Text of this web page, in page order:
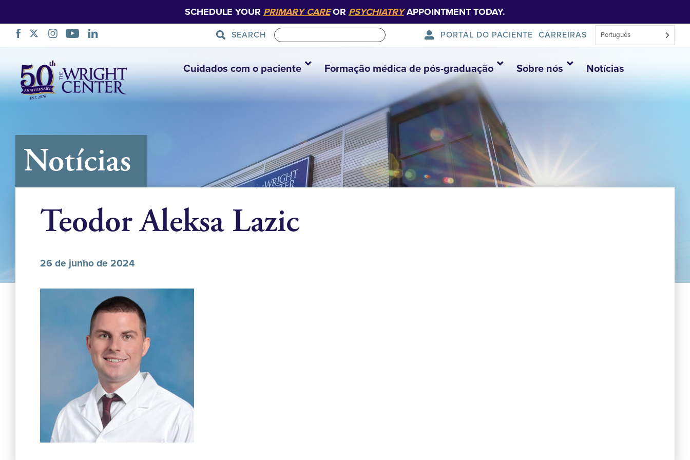
SCHEDULE YOUR PRIMARY CAREOR PSYCHIATRYAPPOINTMENT TODAY.
SEARCH PORTAL DO PACIENTE CARREIRAS Português
navegação
Cuidados com o paciente Formação médica de pós-graduação Sobre nós Notícias
Notícias
Teodor Aleksa Lazic
26 de junho de 2024